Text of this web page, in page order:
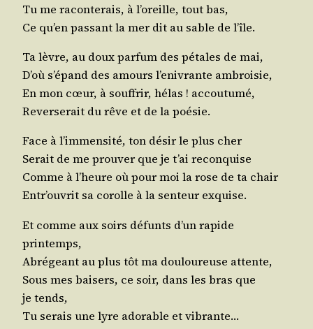
Tu me racon­te­rais, à l’oreille, tout bas,
Ce qu’en pas­sant la mer dit au sable de l’île.
Ta lèvre, au doux par­fum des pétales de mai,
D’où s’épand des amours l’enivrante ambroisie,
En mon cœur, à souf­frir, hélas ! accoutumé,
Rever­se­rait du rêve et de la poésie.
Face à l’immensité, ton désir le plus cher
Serait de me prou­ver que je t’ai reconquise
Comme à l’heure où pour moi la rose de ta chair
Entr’ouvrit sa corolle à la sen­teur exquise.
Et comme aux soirs défunts d’un rapide
printemps,
Abré­geant au plus tôt ma dou­lou­reuse attente,
Sous mes bai­sers, ce soir, dans les bras que
je tends,
Tu serais une lyre ado­rable et vibrante…